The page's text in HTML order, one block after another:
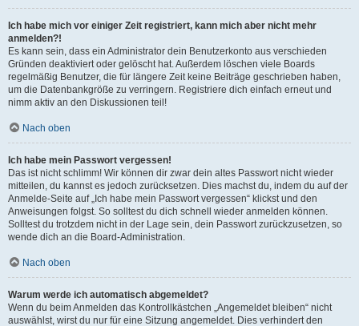
Ich habe mich vor einiger Zeit registriert, kann mich aber nicht mehr
anmelden?!
Es kann sein, dass ein Administrator dein Benutzerkonto aus verschieden
Gründen deaktiviert oder gelöscht hat. Außerdem löschen viele Boards
regelmäßig Benutzer, die für längere Zeit keine Beiträge geschrieben haben,
um die Datenbankgröße zu verringern. Registriere dich einfach erneut und
nimm aktiv an den Diskussionen teil!
Nach oben
Ich habe mein Passwort vergessen!
Das ist nicht schlimm! Wir können dir zwar dein altes Passwort nicht wieder
mitteilen, du kannst es jedoch zurücksetzen. Dies machst du, indem du auf der
Anmelde-Seite auf „Ich habe mein Passwort vergessen“ klickst und den
Anweisungen folgst. So solltest du dich schnell wieder anmelden können.
Solltest du trotzdem nicht in der Lage sein, dein Passwort zurückzusetzen, so
wende dich an die Board-Administration.
Nach oben
Warum werde ich automatisch abgemeldet?
Wenn du beim Anmelden das Kontrollkästchen „Angemeldet bleiben“ nicht
auswählst, wirst du nur für eine Sitzung angemeldet. Dies verhindert den